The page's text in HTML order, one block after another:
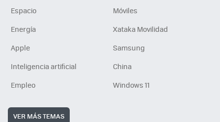
Espacio
Móviles
Energía
Xataka Movilidad
Apple
Samsung
Inteligencia artificial
China
Empleo
Windows 11
VER MÁS TEMAS